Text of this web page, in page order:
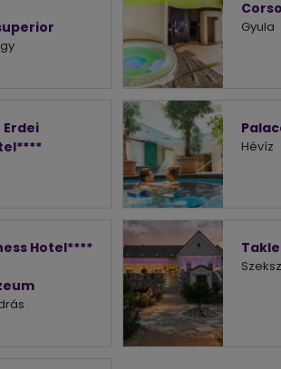
Gyula
Erdei
Hévíz
Hotel****